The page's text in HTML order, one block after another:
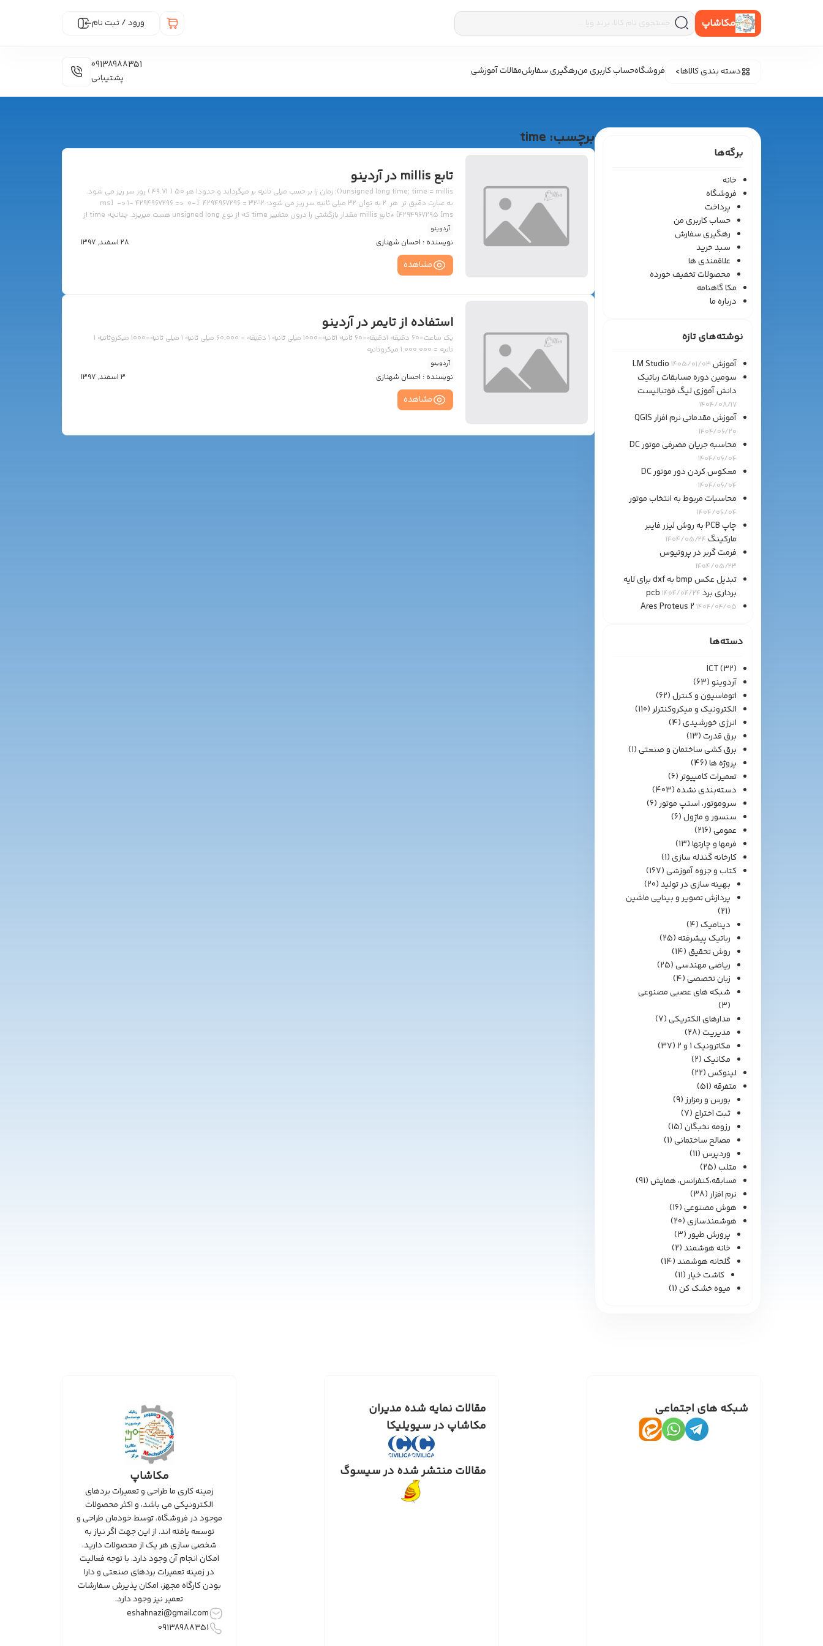
مکاشاپ ورود / ثبت نام
دسته بندی کالاها فروشگاهحساب کاربری منرهگیری سفارشمقالات آموزشی
09138988351
پشتیبانی
برگه‌ها
خانه
فروشگاه
پرداخت
حساب کاربری من
رهگیری سفارش
سبد خرید
علاقمندی ها
محصولات تخفیف خورده
مکا گاهنامه
درباره ما
نوشته‌های تازه
آموزش LM Studio 1405/01/03
سومین دوره مسابقات رباتیک
دانش آموزی لیگ فوتبالیست
1404/08/17
آموزش مقدماتی نرم افزار QGIS
1404/06/20
محاسبه جریان مصرفی موتور DC
1404/06/04
معکوس کردن دور موتور DC
1404/06/04
محاسبات مربوط به انتخاب موتور
1404/06/04
چاپ PCB به روش لیزر فایبر
مارکینگ 1404/05/24
فرمت گربر در پروتیوس
1404/05/23
تبدیل عکس bmp به dxf برای لایه
برداری برد pcb 1404/04/24
Ares Proteus 2 1404/04/05
دسته‌ها
ICT(32)
آردوینو(63)
اتوماسیون و کنترل(62)
الکترونیک و میکروکنترلر(110)
انرژی خورشیدی(4)
برق قدرت(13)
برق کشی ساختمان و صنعتی(1)
پروژه ها(46)
تعمیرات کامپیوتر(6)
دسته‌بندی نشده(403)
سروموتور، استپ موتور(6)
سنسور و ماژول(6)
عمومی(216)
فرمها و چارتها(13)
کارخانه گندله سازی(1)
کتاب و جزوه آموزشی(167)
بهینه سازی در تولید(20)
پردازش تصویر و بینایی ماشین
(21)
دینامیک(4)
رباتیک پیشرفته(25)
روش تحقیق(14)
ریاضی مهندسی(25)
زبان تخصصی(4)
شبکه های عصبی مصنوعی
(3)
مدارهای الکتریکی(7)
مدیریت(28)
مکاترونیک 1 و 2
(37)
مکانیک(2)
لینوکس(22)
متفرقه(51)
بورس و رمزارز(9)
ثبت اختراع(7)
رزومه نخبگان(15)
مصالح ساختمانی(1)
وردپرس(11)
متلب(25)
مسابقه،کنفرانس، همایش(91)
نرم افزار(38)
هوش مصنوعی(16)
هوشمندسازی(20)
پرورش طیور(3)
خانه هوشمند(2)
گلخانه هوشمند(14)
کاشت خیار(11)
میوه خشک کن(1)
برچسب: time
تابع millis در آردینو
unsigned long time; time = millis(); زمان را بر حسب میلی ثانیه بر میگرداند و حدودا هر 50 ( 49.71 ) روز سر ریز می شود.
به عبارت دقیق تر هر 2 به توان 32 میلی ثانیه سر ریز می شود: 2^32 = 4294967296 [ms] -> 1- 4294967296 => 0-
4294967295 [ms] *تابع millis مقدار بازگشتی را درون متغییر time که از نوع unsigned long هست میریزد. چنانچه time از
نوع int تعریف شود با خطا مواجه می شوید.
آردوینو
نویسنده : احسان شهنازی 28 اسفند, 1397
مشاهده
استفاده از تایمر در آردینو
یک ساعت=60 دقیقه 1دقیقه=60 ثانیه 1ثانیه=1000 میلی ثانیه 1 دقیقه = 60.000 میلی ثانیه 1 میلی ثانیه=1000 میکروثانیه 1
ثانیه = 1.000.000 میکروثانیه
آردوینو
نویسنده : احسان شهنازی 3 اسفند, 1397
مشاهده
شبکه های اجتماعی
مقالات نمایه شده مدیران
مکاشاپ در سیویلیکا
مقالات منتشر شده در سیسوگ مکاشاپ
زمینه کاری ما طراحی و تعمیرات بردهای
الکترونیکی می باشد، و اکثر محصولات
موجود در فروشگاه، توسط خودمان طراحی و
توسعه یافته اند. از این جهت اگر نیاز به
شخصی سازی هر یک از محصولات دارید،
امکان انجام آن وجود دارد. با توجه فعالیت
در زمینه تعمیرات بردهای صنعتی و دارا
بودن کارگاه مجهز، امکان پذیرش سفارشات
تعمیر نیز وجود دارد.
eshahnazi@gmail.com
09138988351